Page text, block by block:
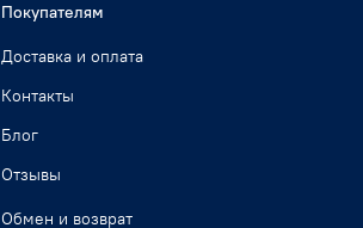
Покупателям
Доставка и оплата
Контакты
Блог
Отзывы
Обмен и возврат